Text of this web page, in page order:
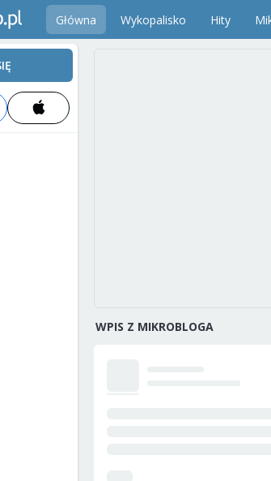
Główna Wykopalisko Hity
WPIS Z MIKROBLOGA